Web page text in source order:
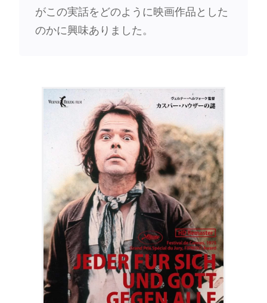
がこの実話をどのように映画作品とした
のかに興味ありました。